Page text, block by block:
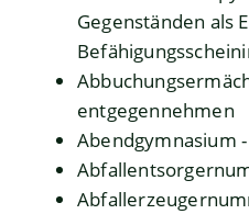
Gegenständen als
entgegennehmen
Abendgymnasium